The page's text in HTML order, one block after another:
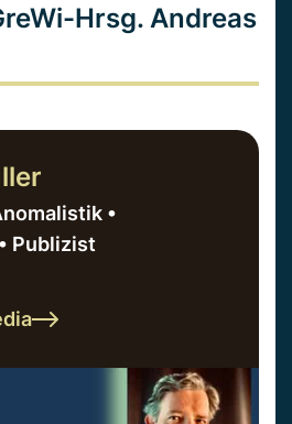
Hrsg. Andreas
•
Publizist